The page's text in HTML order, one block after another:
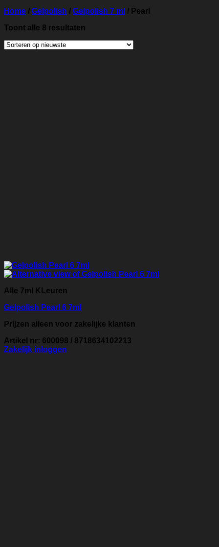
Home / Gelpolish / Gelpolish 7 ml / Pearl
Toont alle 8 resultaten
Alle 7ml KLeuren
Gelpolish Pearl 6 7ml
Prijzen alleen voor zakelijke klanten
Artikel nr: 600098 / 8718634102213
Zakelijk inloggen